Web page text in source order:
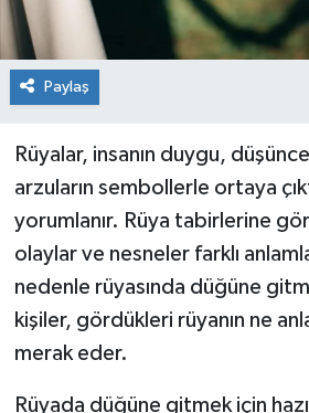
Paylaş
Rüyalar, insanın duygu,
arzuların sembollerle ortaya
yorumlanır. Rüya tabirlerine
olaylar ve nesneler farklı
nedenle rüyasında düğüne
kişiler, gördükleri rüyanın ne
merak eder.
Rüyada düğüne gitmek için
Okul Gazetesi